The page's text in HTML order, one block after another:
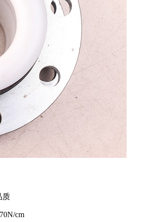
质
cm